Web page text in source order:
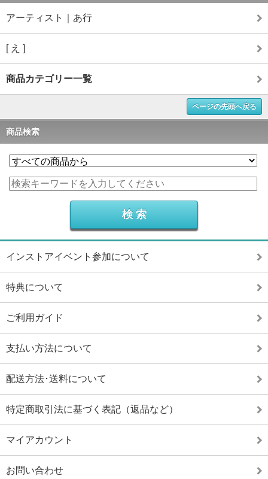
アーティスト｜あ行
[ え ]
商品カテゴリー一覧
ページの先頭へ戻る
商品検索
インストアイベント参加について
特典について
ご利用ガイド
支払い方法について
配送方法･送料について
特定商取引法に基づく表記（返品など）
マイアカウント
お問い合わせ